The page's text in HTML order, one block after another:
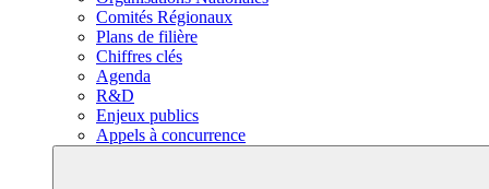
Comités Régionaux
Plans de filière
Chiffres clés
Agenda
R&D
Enjeux publics
Appels à concurrence